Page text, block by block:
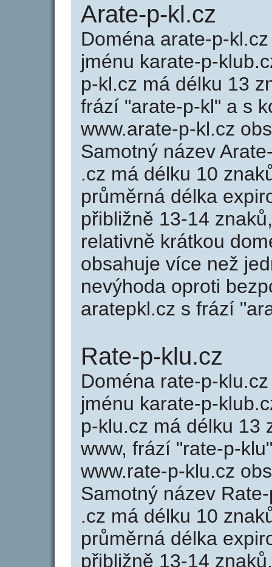
Arate-p-kl.cz
Doména arate-p-
jménu karate-p-
p-kl.cz má délku 13
frází "arate-p-kl" a s
www.arate-p-kl.cz
Samotný název
.cz má délku 10
průměrná délka
přibližně 13-14
relativně krátkou
obsahuje více než
nevýhoda oproti
aratepkl.cz s frází
Rate-p-klu.cz
Doména rate-p-
jménu karate-p-
p-klu.cz má délku 13
www, frází "rate-p-
www.rate-p-klu.cz
Samotný název
.cz má délku 10
průměrná délka
přibližně 13-14